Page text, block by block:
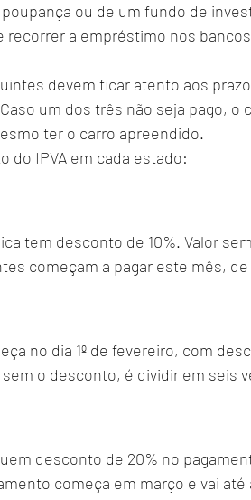
ou de um fundo de
recorrer a empréstimo nos
devem ficar atento aos
um dos três não seja pago,
ter o carro apreendido.
do IPVA em cada estado:
tem desconto de 10%. Valor
começam a pagar este mês,
no dia 1º de fevereiro, com
o desconto, é dividir em seis
desconto de 20% no
começa em março e vai até